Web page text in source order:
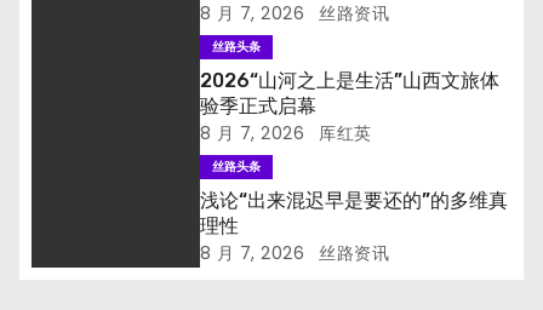
8 月 7, 2026 丝路资讯
丝路头条
2026“山河之上是生活”山西文旅体
验季正式启幕
8 月 7, 2026 厍红英
丝路头条
浅论“出来混迟早是要还的”的多维真
理性
8 月 7, 2026 丝路资讯